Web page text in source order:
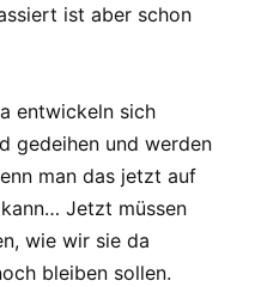
ist aber schon
entwickeln sich
gedeihen und werden
man das jetzt auf
Jetzt müssen
wie wir sie da
bleiben sollen.